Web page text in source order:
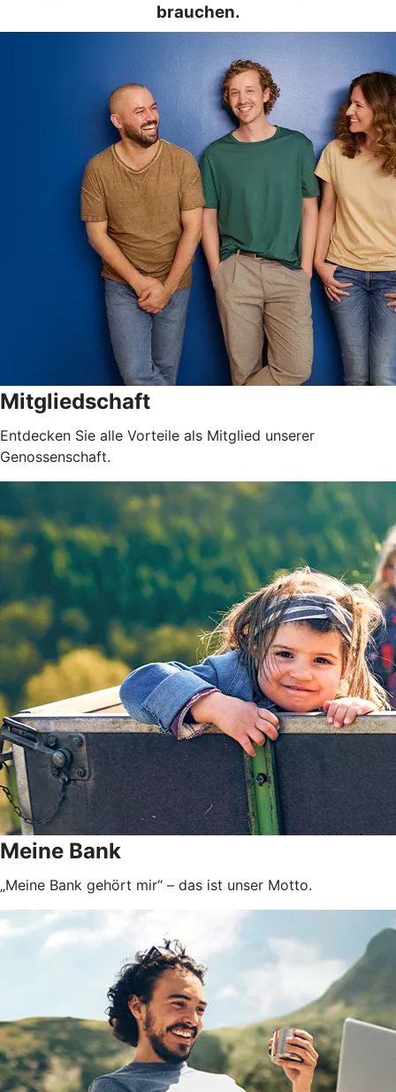
brauchen.
Mitgliedschaft
Entdecken Sie alle Vorteile als Mitglied unserer
Genossenschaft.
Meine Bank
„Meine Bank gehört mir“ – das ist unser Motto.